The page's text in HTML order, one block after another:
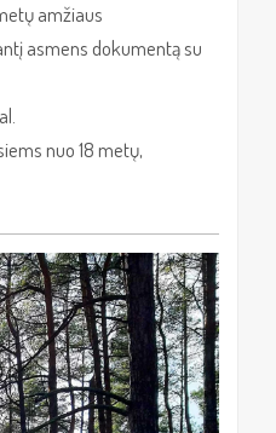
amžiaus
asmens dokumentą su
nuo 18 metų,